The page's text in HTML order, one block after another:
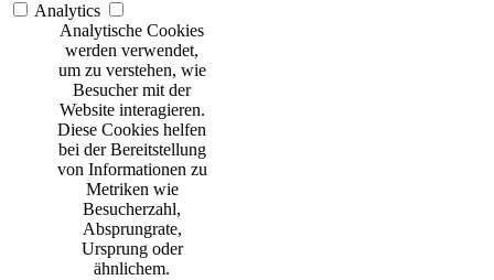
Analytics
Analytische Cookies
werden verwendet,
um zu verstehen, wie
Besucher mit der
Website interagieren.
Diese Cookies helfen
bei der Bereitstellung
von Informationen zu
Metriken wie
Besucherzahl,
Absprungrate,
Ursprung oder
ähnlichem.